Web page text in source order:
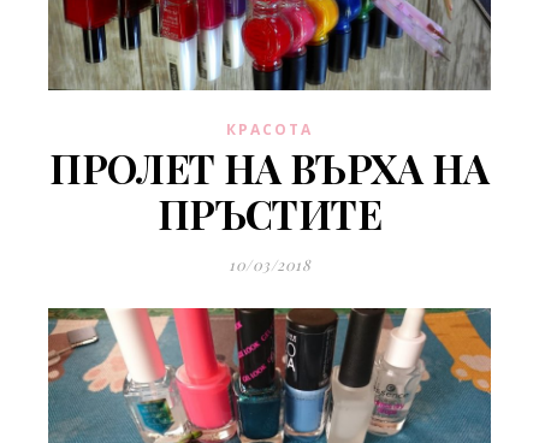
КРАСОТА
ПРОЛЕТ НА ВЪРХА НА
ПРЪСТИТЕ
10/03/2018